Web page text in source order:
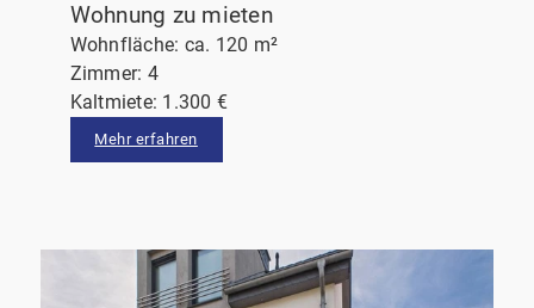
Wohnung zu mieten
Wohnfläche: ca. 120 m²
Zimmer: 4
Kaltmiete: 1.300 €
Mehr erfahren